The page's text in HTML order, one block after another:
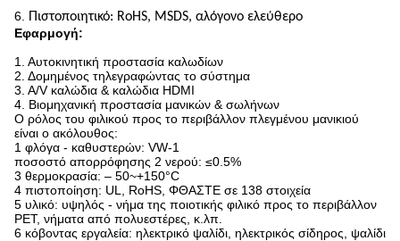
6.
Πιστοποιητικό: RoHS, MSDS, αλόγονο ελεύθερο
Εφαρμογή:
1. Αυτοκινητική προστασία καλωδίων
2. Δομημένος τηλεγραφώντας το σύστημα
3. A/V καλώδια & καλώδια HDMI
4. Βιομηχανική προστασία μανικών & σωλήνων
Ο ρόλος του φιλικού προς το περιβάλλον πλεγμένου μανικιού
είναι ο ακόλουθος:
1 φλόγα - καθυστερών: VW-1
ποσοστό απορρόφησης 2 νερού: ≤0.5%
3 θερμοκρασία: – 50~+150°C
4 πιστοποίηση: UL, RoHS, ΦΘΑΣΤΕ σε 138 στοιχεία
5 υλικό: υψηλός - νήμα της ποιοτικής φιλικό προς το περιβάλλον
PET, νήματα από πολυεστέρες, κ.λπ.
6 κόβοντας εργαλεία: ηλεκτρικό ψαλίδι, ηλεκτρικός σίδηρος, ψαλίδι